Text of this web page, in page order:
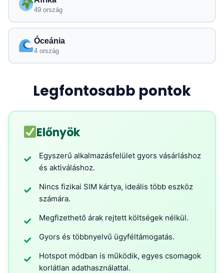
49 ország
Óceánia
4 ország
Legfontosabb pontok
Előnyök
✓
Egyszerű alkalmazásfelület gyors vásárláshoz
és aktiváláshoz.
✓
Nincs fizikai SIM kártya, ideális több eszköz
számára.
✓ Megfizethető árak rejtett költségek nélkül.
✓ Gyors és többnyelvű ügyféltámogatás.
✓
Hotspot módban is működik, egyes csomagok
korlátlan adathasználattal.